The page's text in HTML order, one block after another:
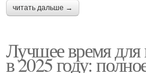
читать дальше →
Лучшее время для
в 2025 году: